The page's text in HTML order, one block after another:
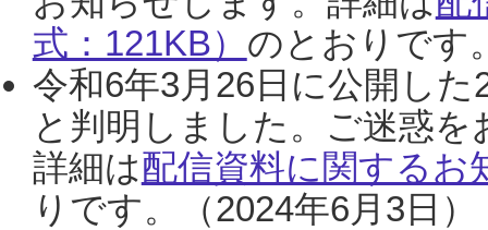
式：121KB） のとおりです
令和6年3月26日に公開し
と判明しました。ご迷惑
詳細は配信資料に関するお
りです。（2024年6月3日）